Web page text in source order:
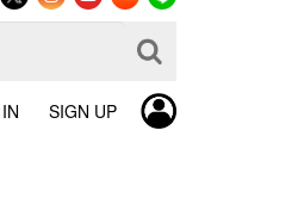
SIGN UP